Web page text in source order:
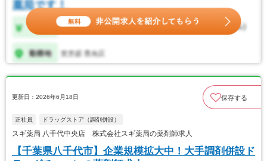
更新日：2026年6月18日 保存する
正社員 ドラッグストア（調剤併設）
スギ薬局 八千代中央店 株式会社スギ薬局の薬剤師求人
【千葉県八千代市】企業規模拡大中！大手調剤併設ド